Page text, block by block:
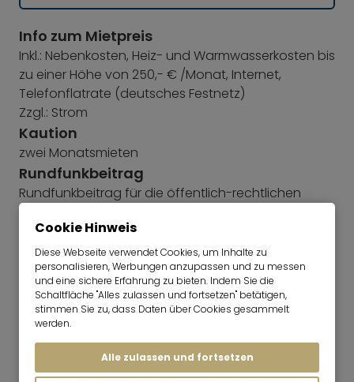
Info zum Mietpreis
Inkl.: Nebenkosten, Heiz- und Warmwasserkosten bis
zu einer Höhe von 250,- € /Monat, Internet,
Telefonflatrate (deutsches Festnetz)
Zzgl.: Strom
Kaution
zwei Monatsmieten
Rundfunkbeitrag
Rundfunkbeitrag für die öffentlich-rechtlichen
Rundfunkanstalten. Der monatliche
Rundfunkbeitrag ist vom Mieter direkt an ARD ZDF
Deutschlandradio, Beitragsservice zu bezahlen und
beträgt derzeit 18,36 €/Monat - nicht in der Miete
enthalten, soweit nicht anders ausgewiesen:
weitere Informationen
Energieausweis
Der Energieausweis liegt noch nicht vor.
Cookie Hinweis
Diese Webseite verwendet Cookies, um Inhalte zu
personalisieren, Werbungen anzupassen und zu messen
und eine sichere Erfahrung zu bieten. Indem Sie die
Schaltfläche "Alles zulassen und fortsetzen" betätigen,
stimmen Sie zu, dass Daten über Cookies gesammelt
werden.
Alle zulassen und fortsetzen